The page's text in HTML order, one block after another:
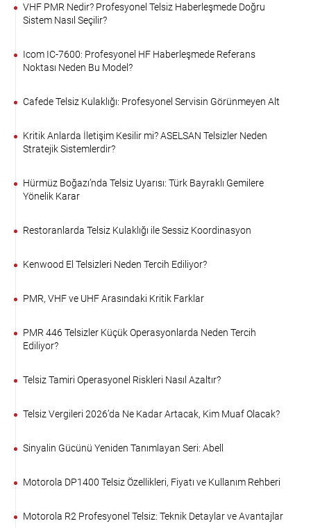
VHF PMR Nedir? Profesyonel Telsiz Haberleşmede Doğru
Sistem Nasıl Seçilir?
Icom IC-7600: Profesyonel HF Haberleşmede Referans
Noktası Neden Bu Model?
Cafede Telsiz Kulaklığı: Profesyonel Servisin Görünmeyen Alt
Kritik Anlarda İletişim Kesilir mi? ASELSAN Telsizler Neden
Stratejik Sistemlerdir?
Hürmüz Boğazı’nda Telsiz Uyarısı: Türk Bayraklı Gemilere
Yönelik Karar
Restoranlarda Telsiz Kulaklığı ile Sessiz Koordinasyon
Kenwood El Telsizleri Neden Tercih Ediliyor?
PMR, VHF ve UHF Arasındaki Kritik Farklar
PMR 446 Telsizler Küçük Operasyonlarda Neden Tercih
Ediliyor?
Telsiz Tamiri Operasyonel Riskleri Nasıl Azaltır?
Telsiz Vergileri 2026’da Ne Kadar Artacak, Kim Muaf Olacak?
Sinyalin Gücünü Yeniden Tanımlayan Seri: Abell
Motorola DP1400 Telsiz Özellikleri, Fiyatı ve Kullanım Rehberi
Motorola R2 Profesyonel Telsiz: Teknik Detaylar ve Avantajlar